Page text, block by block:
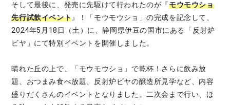
そして最後に、発売に先駆けて行われたのが『モウモウショ
先行試飲イベント』！「モウモウショ」の完成を記念して、
2024年5月18日（土）に、静岡県伊豆の国市にある「反射炉
ビヤ」にて特別イベントを開催しました。
晴れた丘の上で、「モウモウショ」で乾杯！さらに飲み放
題、おつまみ食べ放題、反射炉ビヤの醸造所見学など、内容
盛りだくさんのイベントとなりました。二次会まで行い、ほ